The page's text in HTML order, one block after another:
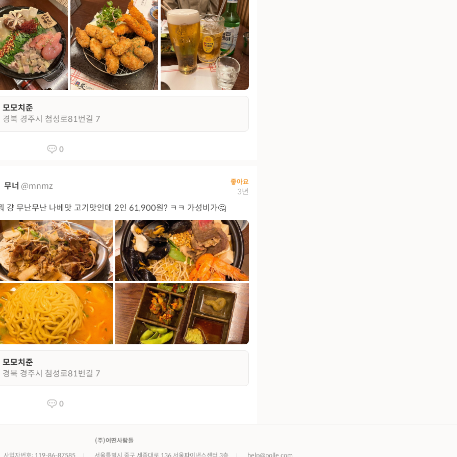
모모치준
경북 경주시 첨성로81번길 7
0
무너 @mnmz 좋아요
3년
걍 무난무난 나베맛 고기맛인데 2인 61,900원? ㅋㅋ 가성비가🤔
모모치준
경북 경주시 첨성로81번길 7
0
(주)어떤사람들
사업자번호: 119-86-87585
서울특별시 중구 세종대로 136 서울파이낸스센터 3층 help@polle.com